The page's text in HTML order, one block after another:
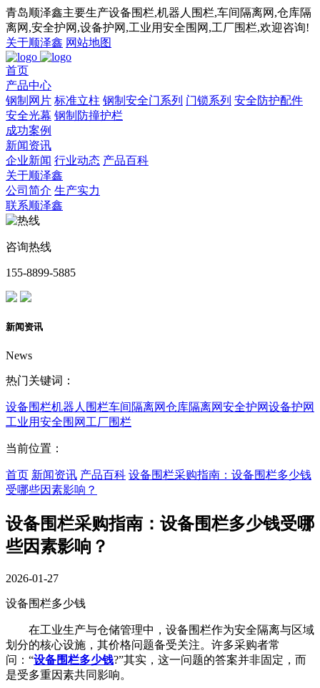
青岛顺泽鑫主要生产设备围栏,机器人围栏,车间隔离网,仓库隔
离网,安全护网,设备护网,工业用安全围网,工厂围栏,欢迎咨询!
关于顺泽鑫 网站地图
首页
产品中心
钢制网片 标准立柱 钢制安全门系列 门锁系列 安全防护配件
安全光幕 钢制防撞护栏
成功案例
新闻资讯
企业新闻 行业动态 产品百科
关于顺泽鑫
公司简介 生产实力
联系顺泽鑫
咨询热线
155-8899-5885
新闻资讯
News
热门关键词：
设备围栏机器人围栏车间隔离网仓库隔离网安全护网设备护网
工业用安全围网 工厂围栏
当前位置：
首页 新闻资讯 产品百科 设备围栏采购指南：设备围栏多少钱
受哪些因素影响？
设备围栏采购指南：设备围栏多少钱受哪
些因素影响？
2026-01-27
设备围栏多少钱
在工业生产与仓储管理中，设备围栏作为安全隔离与区域
划分的核心设施，其价格问题备受关注。许多采购者常
问：“设备围栏多少钱?”其实，这一问题的答案并非固定，而
是受多重因素共同影响。